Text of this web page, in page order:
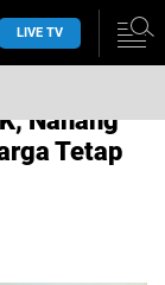
LIVE TV
Nanang
Tetap